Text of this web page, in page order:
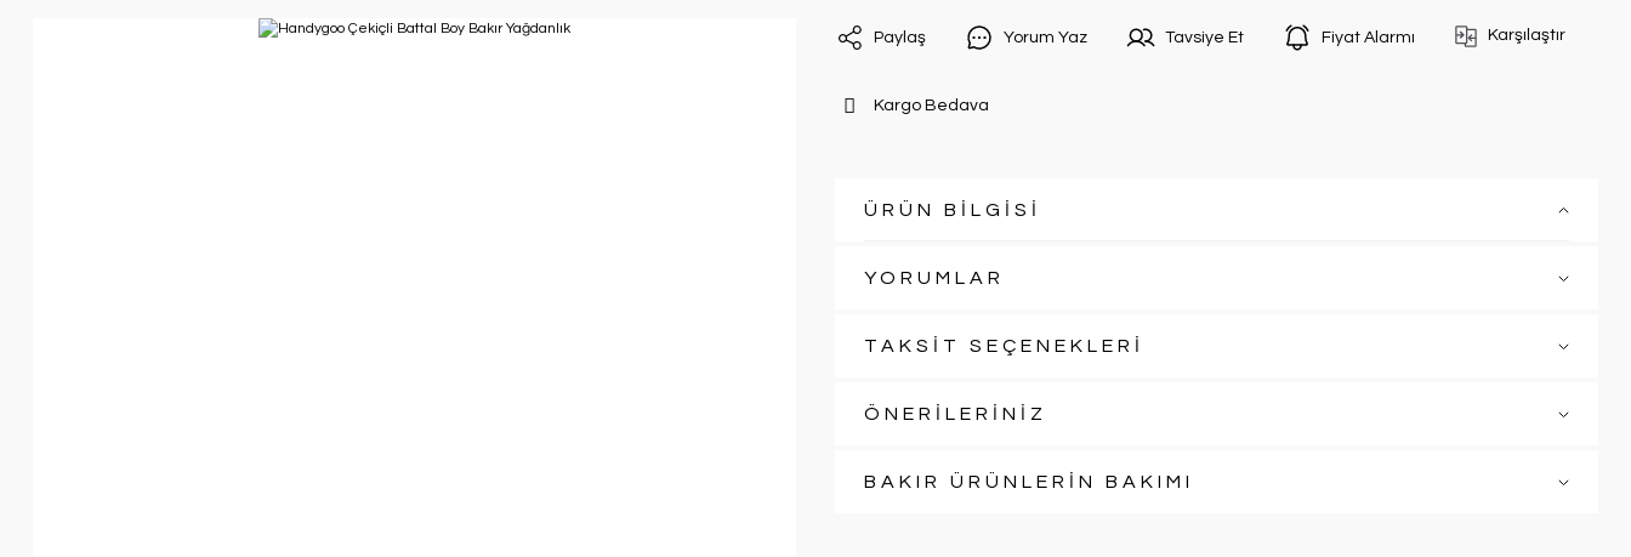
Paylaş Yorum Yaz Tavsiye Et Fiyat Alarmı Karşılaştır
Kargo Bedava
ÜRÜN BİLGİSİ
YORUMLAR
TAKSİT SEÇENEKLERİ
ÖNERİLERİNİZ
BAKIR ÜRÜNLERİN BAKIMI